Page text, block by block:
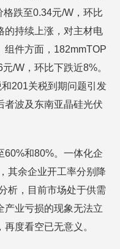
跌至0.34元/W，环比
的持续上涨，对主材电
组件方面，182mmTOP
/W，环比下跌近8%。
201关税到期问题引发
者波及东南亚晶硅光伏
60%和80%。一体化企
其余企业开工率分别降
析，目前市场处于供需
产业亏损的现象无法立
度看空已无意义。